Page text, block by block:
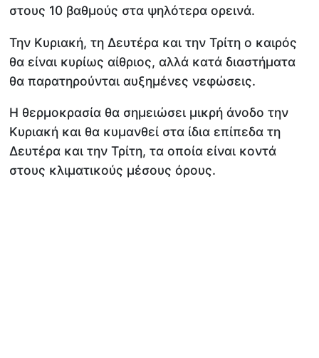
στους 10 βαθμούς στα ψηλότερα ορεινά.
Την Κυριακή, τη Δευτέρα και την Τρίτη ο καιρός
θα είναι κυρίως αίθριος, αλλά κατά διαστήματα
θα παρατηρούνται αυξημένες νεφώσεις.
Η θερμοκρασία θα σημειώσει μικρή άνοδο την
Κυριακή και θα κυμανθεί στα ίδια επίπεδα τη
Δευτέρα και την Τρίτη, τα οποία είναι κοντά
στους κλιματικούς μέσους όρους.